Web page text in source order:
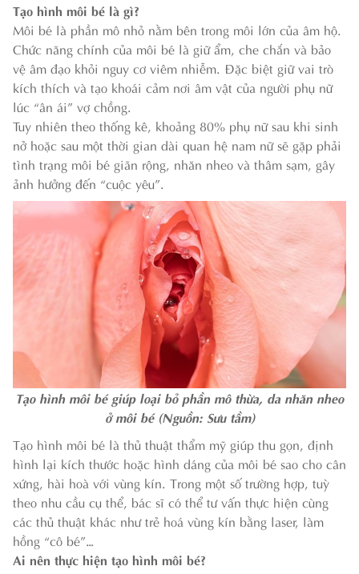
Tạo hình môi bé là gì?
Môi bé là phần mô nhỏ nằm bên trong môi lớn của âm hộ.
Chức năng chính của môi bé là giữ ẩm, che chắn và bảo
vệ âm đạo khỏi nguy cơ viêm nhiễm. Đặc biệt giữ vai trò
kích thích và tạo khoái cảm nơi âm vật của người phụ nữ
lúc “ân ái” vợ chồng.
Tuy nhiên theo thống kê, khoảng 80% phụ nữ sau khi sinh
nở hoặc sau một thời gian dài quan hệ nam nữ sẽ gặp phải
tình trạng môi bé giãn rộng, nhăn nheo và thâm sạm, gây
ảnh hưởng đến “cuộc yêu”.
Tạo hình môi bé giúp loại bỏ phần mô thừa, da nhăn nheo
ở môi bé (Nguồn: Sưu tầm)
Tạo hình môi bé là thủ thuật thẩm mỹ giúp thu gọn, định
hình lại kích thước hoặc hình dáng của môi bé sao cho cân
xứng, hài hoà với vùng kín. Trong một số trường hợp, tuỳ
theo nhu cầu cụ thể, bác sĩ có thể tư vấn thực hiện cùng
các thủ thuật khác như trẻ hoá vùng kín bằng laser, làm
hồng “cô bé”…
Ai nên thực hiện tạo hình môi bé?